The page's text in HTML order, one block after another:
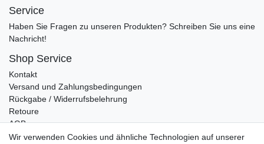
Service
Haben Sie Fragen zu unseren Produkten? Schreiben Sie uns eine
Nachricht!
Shop Service
Kontakt
Versand und Zahlungsbedingungen
Rückgabe / Widerrufsbelehrung
Retoure
AGB
Vertrag widerrufen
Wir verwenden Cookies und ähnliche Technologien auf unserer